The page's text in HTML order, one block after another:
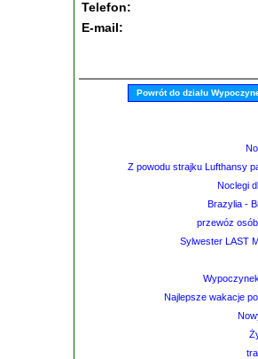
Telefon:
E-mail:
Powrót do działu
Z powodu strajku Lufthansy
Noclegi
Brazylia -
przewóz
Sylwester LAST
Najlepsze wakacje